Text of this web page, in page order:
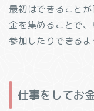
最初はできること
金を集めることで
参加したりできるよ
仕事をしてお